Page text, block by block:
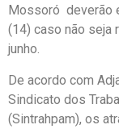
Mossoró deverão
(14) caso não seja
junho.
De acordo com
Sindicato dos
(Sintrahpam), os